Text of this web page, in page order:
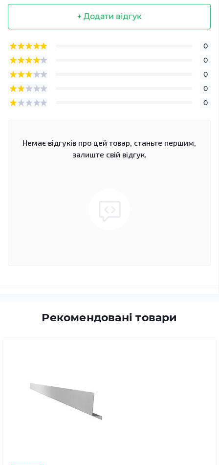
+ Додати відгук
0
0
0
0
0
Немає відгуків про цей товар, станьте першим,
залиште свій відгук.
Рекомендовані товари